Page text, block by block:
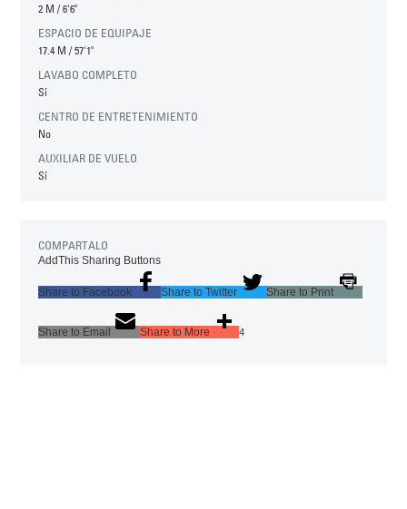
2 M/6'6"
ESPACIO DE EQUIPAJE
17.4 M/57'1"
LAVABO COMPLETO
Sí
CENTRO DE ENTRETENIMIENTO
No
AUXILIAR DE VUELO
Sí
COMPARTALO
AddThis Sharing Buttons
Share to Facebook Share to Twitter Share to Print
Share to Email Share to More 4